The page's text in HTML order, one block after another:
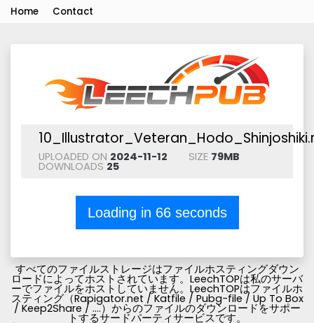
Home Contact
UPLOADED ON 2024-11-12 SIZE 79MB
DOWNLOADS 25
Loading in 66seconds
すべてのファイルストレージはファイルホスティングダウン
ロードによってホストされています。LeechTOPは私のサーバ
ーでファイルをホストしていません。LeechTOPはファイルホ
スティング（Rapigator.net / Katfile / Pubg-file / Up To Box
/ Keep2Share / ....）からのファイルのダウンロードをサポー
トするサードパーティサービスです。